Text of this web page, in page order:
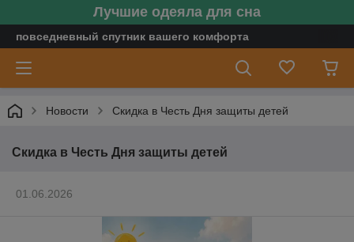
Лучшие одеяла для сна
повседневный спутник вашего комфорта
Новости Скидка в Честь Дня защиты детей
Скидка в Честь Дня защиты детей
01.06.2026